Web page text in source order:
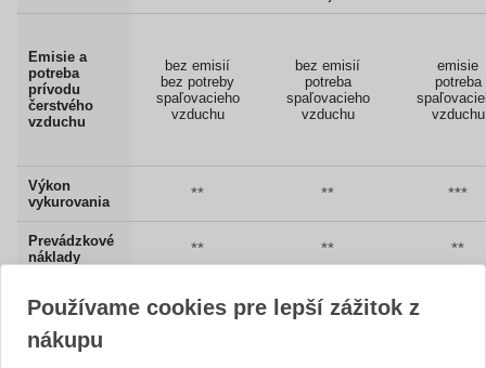
Emisie a
potreba
prívodu
čerstvého
vzduchu
bez emisií
bez potreby
spaľovacieho
vzduchu
bez emisií
potreba
spaľovacieho
vzduchu
emisie
potreba
vzduchu
Výkon
vykurovania
** ** ***
Prevádzkové
náklady
** ** **
Mobilita *** **
Hlučnosť
prevádzky
Používame cookies pre lepší zážitok z
nákupu